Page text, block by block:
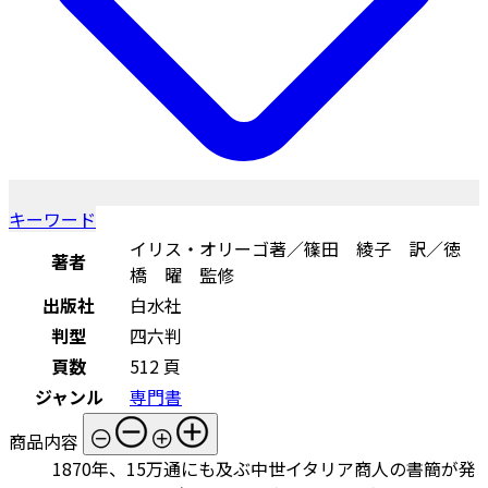
キーワード
著者
イリス・オリーゴ著／篠田 綾子 訳／徳
橋 曜 監修
出版社
白水社
判型
四六判
頁数
512 頁
ジャンル
専門書
商品内容
1870年、15万通にも及ぶ中世イタリア商人の書簡が発